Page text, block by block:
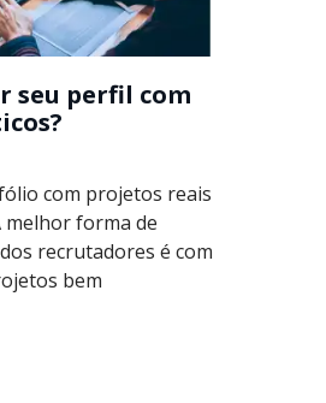
seu perfil com
com projetos reais
melhor forma de
recrutadores é com
bem